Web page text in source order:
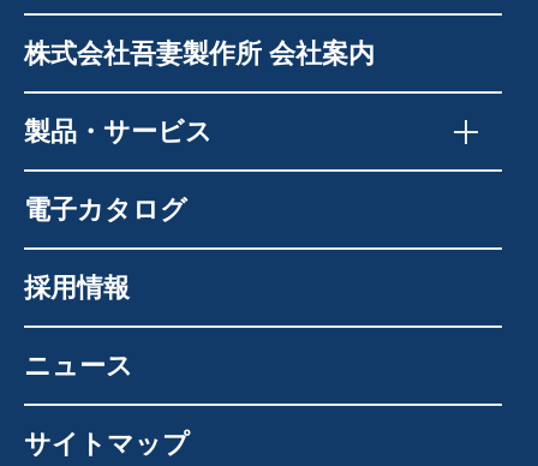
株式会社吾妻製作所 会社案内
製品・サービス
電子カタログ
採用情報
ニュース
サイトマップ